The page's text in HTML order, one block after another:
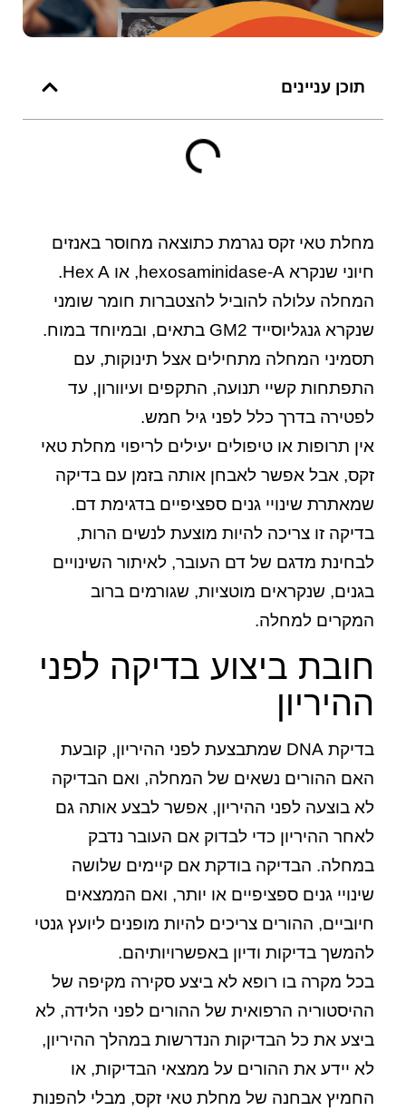
תוכן עניינים
מחלת טאי זקס נגרמת כתוצאה מחוסר באנזים
חיוני שנקרא hexosaminidase-A, או Hex A.
המחלה עלולה להוביל להצטברות חומר שומני
שנקרא גנגליוסייד GM2 בתאים, ובמיוחד במוח.
תסמיני המחלה מתחילים אצל תינוקות, עם
התפתחות קשיי תנועה, התקפים ועיוורון, עד
לפטירה בדרך כלל לפני גיל חמש.
אין תרופות או טיפולים יעילים לריפוי מחלת טאי
זקס, אבל אפשר לאבחן אותה בזמן עם בדיקה
שמאתרת שינויי גנים ספציפיים בדגימת דם.
בדיקה זו צריכה להיות מוצעת לנשים הרות,
לבחינת מדגם של דם העובר, לאיתור השינויים
בגנים, שנקראים מוטציות, שגורמים ברוב
המקרים למחלה.
חובת ביצוע בדיקה לפני
ההיריון
בדיקת DNA שמתבצעת לפני ההיריון, קובעת
האם ההורים נשאים של המחלה, ואם הבדיקה
לא בוצעה לפני ההיריון, אפשר לבצע אותה גם
לאחר ההיריון כדי לבדוק אם העובר נדבק
במחלה. הבדיקה בודקת אם קיימים שלושה
שינויי גנים ספציפיים או יותר, ואם הממצאים
חיוביים, ההורים צריכים להיות מופנים ליועץ גנטי
להמשך בדיקות ודיון באפשרויותיהם.
בכל מקרה בו רופא לא ביצע סקירה מקיפה של
ההיסטוריה הרפואית של ההורים לפני הלידה, לא
ביצע את כל הבדיקות הנדרשות במהלך ההיריון,
לא יידע את ההורים על ממצאי הבדיקות, או
החמיץ אבחנה של מחלת טאי זקס, מבלי להפנות